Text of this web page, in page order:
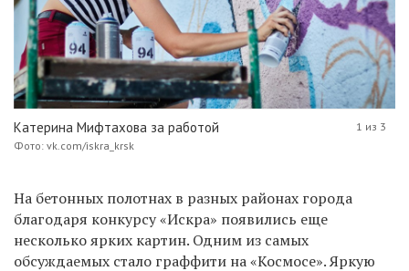
Катерина Мифтахова за работой
Фото: vk.com/iskra_krsk
1 из 3
На бетонных полотнах в разных районах города
благодаря конкурсу «Искра» появились еще
несколько ярких картин. Одним из самых
обсуждаемых стало граффити на «Космосе». Яркую